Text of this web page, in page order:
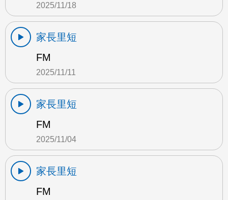
2025/11/18
家長里短
FM
2025/11/11
家長里短
FM
2025/11/04
家長里短
FM